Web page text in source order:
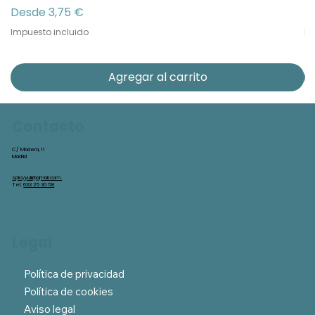
Desde 3,75 €
Precio de oferta
Impuesto incluido
Agregar al carrito
Política de privacidad
Política de cookies
Aviso legal
C/ Madera, 11
Madrid
spicyyuli@gmail.com
Tel:633 25 30 58